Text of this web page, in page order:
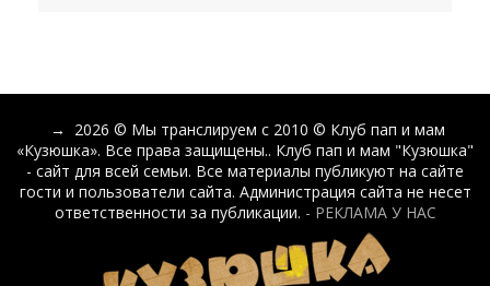
→ 2026 © Мы транслируем с 2010 © Клуб пап и мам
«Кузюшка». Все права защищены.. Клуб пап и мам "Кузюшка"
- сайт для всей семьи. Все материалы публикуют на сайте
гости и пользователи сайта. Администрация сайта не несет
ответственности за публикации. - РЕКЛАМА У НАС